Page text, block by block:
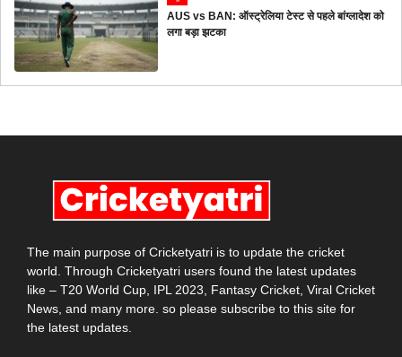
AUS vs BAN: ऑस्ट्रेलिया टेस्ट से पहले बांग्लादेश को
लगा बड़ा झटका
The main purpose of Cricketyatri is to update the cricket
world. Through Cricketyatri users found the latest updates
like – T20 World Cup, IPL 2023, Fantasy Cricket, Viral Cricket
News, and many more. so please subscribe to this site for
the latest updates.